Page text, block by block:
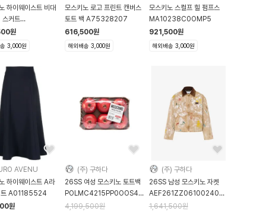
하이웨이스트 비대
스커트
원
3,000원
모스키노 로고 프린트 캔버스
토트 백 A75328207
616,500원
해외배송 3,000원
모스키노 스컬프 힐 펌프스
MA10238C0OMP5
921,500원
해외배송 3,000원
AVENU
하이웨이스트 A라
트 A01185524
원
(주) 구하다
26SS 여성 모스키노 토트백
POLMC4215PP0OOS4POL50A
Red DOM
4,199,500원
(주) 구하다
26SS 남성 모스키노 자켓
AEF261ZZ06100240AEF2466
Beige DOM
1,641,500원